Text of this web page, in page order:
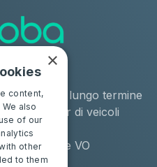
Industrie
Noleggio a lungo termine
Remarketer di veicoli
usati
Distributore VO
×
content,
also
of our
other
to them